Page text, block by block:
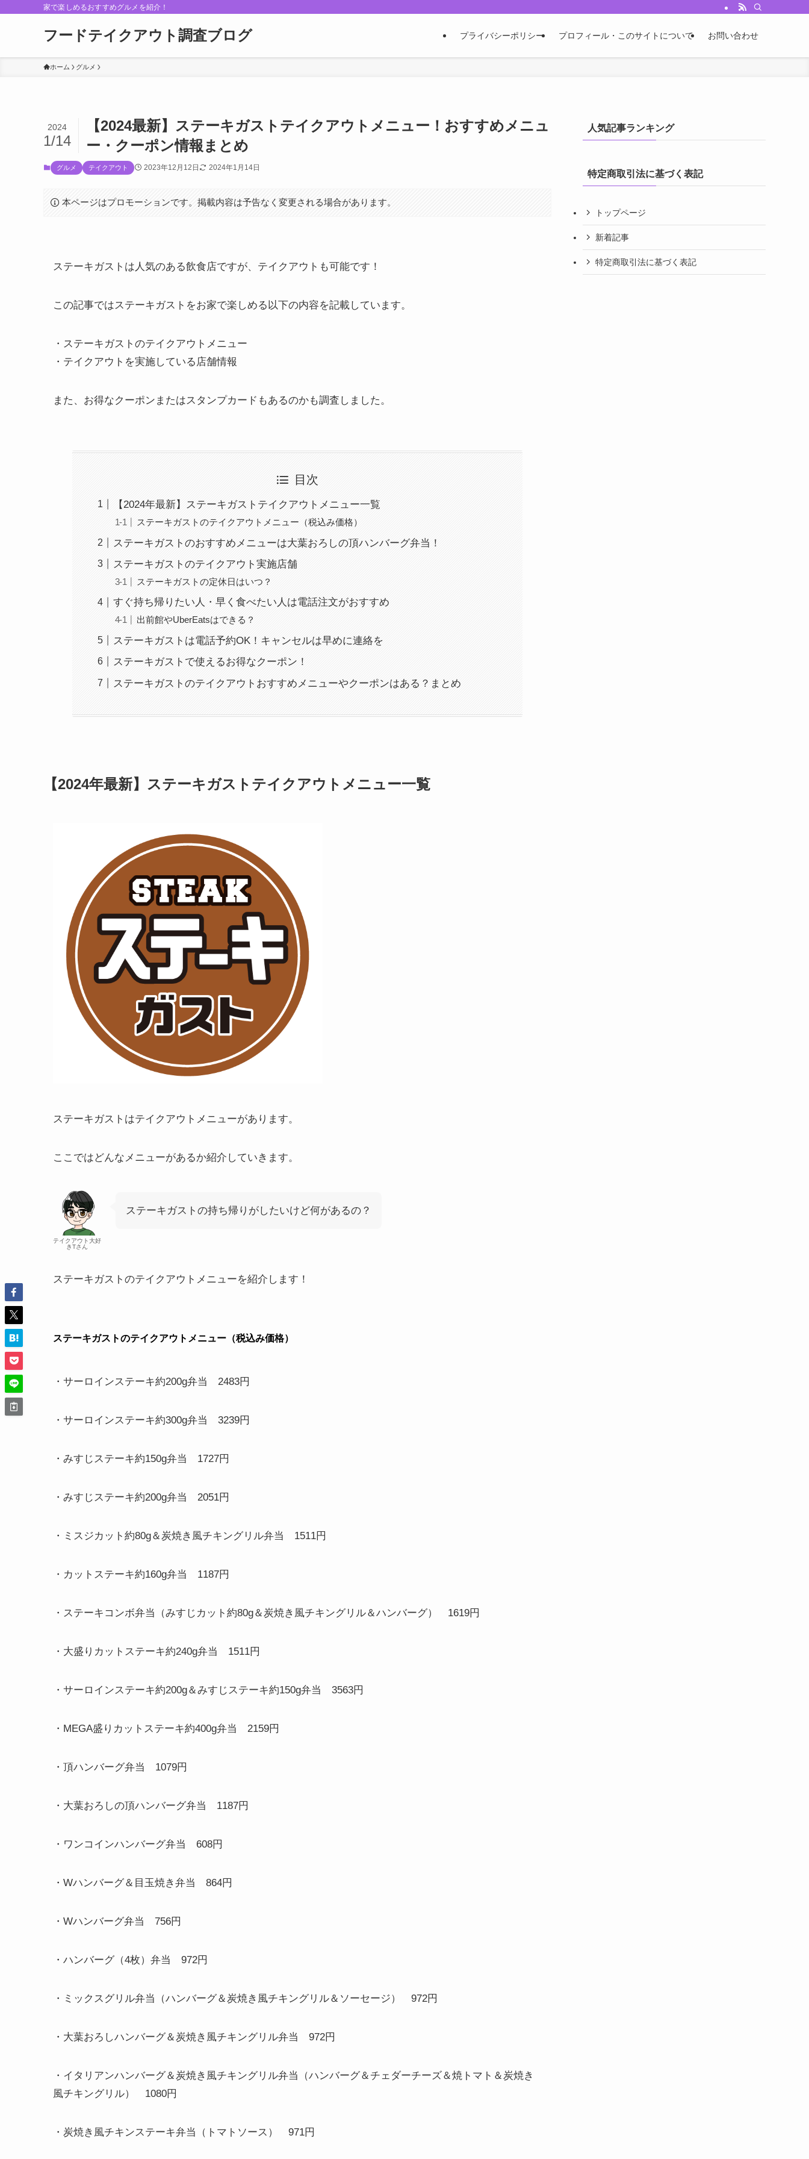
家で楽しめるおすすめグルメを紹介！
フードテイクアウト調査ブログ プライバシーポリシー プロフィール・このサイトについて お問い合わせ
ホーム グルメ
【2024最新】ステーキガストテイクアウトメニュー！おすすめメニュ
ー・クーポン情報まとめ
2024
1/14
グルメ テイクアウト 2023年12月12日 2024年1月14日
本ページはプロモーションです。掲載内容は予告なく変更される場合があります。
ステーキガストは人気のある飲食店ですが、テイクアウトも可能です！
この記事ではステーキガストをお家で楽しめる以下の内容を記載しています。
・ステーキガストのテイクアウトメニュー
・テイクアウトを実施している店舗情報
また、お得なクーポンまたはスタンプカードもあるのかも調査しました。
目次
【2024年最新】ステーキガストテイクアウトメニュー一覧
ステーキガストのテイクアウトメニュー（税込み価格）
ステーキガストのおすすめメニューは大葉おろしの頂ハンバーグ弁当！
ステーキガストのテイクアウト実施店舗
ステーキガストの定休日はいつ？
すぐ持ち帰りたい人・早く食べたい人は電話注文がおすすめ
出前館やUberEatsはできる？
ステーキガストは電話予約OK！キャンセルは早めに連絡を
ステーキガストで使えるお得なクーポン！
ステーキガストのテイクアウトおすすめメニューやクーポンはある？まとめ
【2024年最新】ステーキガストテイクアウトメニュー一覧
ステーキガストはテイクアウトメニューがあります。
ここではどんなメニューがあるか紹介していきます。
テイクアウト大好
きTさん
ステーキガストの持ち帰りがしたいけど何があるの？
ステーキガストのテイクアウトメニューを紹介します！
ステーキガストのテイクアウトメニュー（税込み価格）
・サーロインステーキ約200g弁当 2483円
・サーロインステーキ約300g弁当 3239円
・みすじステーキ約150g弁当 1727円
・みすじステーキ約200g弁当 2051円
・ミスジカット約80g＆炭焼き風チキングリル弁当 1511円
・カットステーキ約160g弁当 1187円
・ステーキコンボ弁当（みすじカット約80g＆炭焼き風チキングリル＆ハンバーグ） 1619円
・大盛りカットステーキ約240g弁当 1511円
・サーロインステーキ約200g＆みすじステーキ約150g弁当 3563円
・ MEGA盛りカットステーキ約400g弁当 2159円
・頂ハンバーグ弁当 1079円
・大葉おろしの頂ハンバーグ弁当 1187円
・ワンコインハンバーグ弁当 608円
・ Wハンバーグ＆目玉焼き弁当 864円
・ Wハンバーグ弁当 756円
・ハンバーグ（4枚）弁当 972円
・ミックスグリル弁当（ハンバーグ＆炭焼き風チキングリル＆ソーセージ） 972円
・大葉おろしハンバーグ＆炭焼き風チキングリル弁当 972円
・イタリアンハンバーグ＆炭焼き風チキングリル弁当（ハンバーグ＆チェダーチーズ＆焼トマト＆炭焼き
風チキングリル） 1080円
・炭焼き風チキンステーキ弁当（トマトソース） 971円
人気記事ランキング
特定商取引法に基づく表記
トップページ
新着記事
特定商取引法に基づく表記